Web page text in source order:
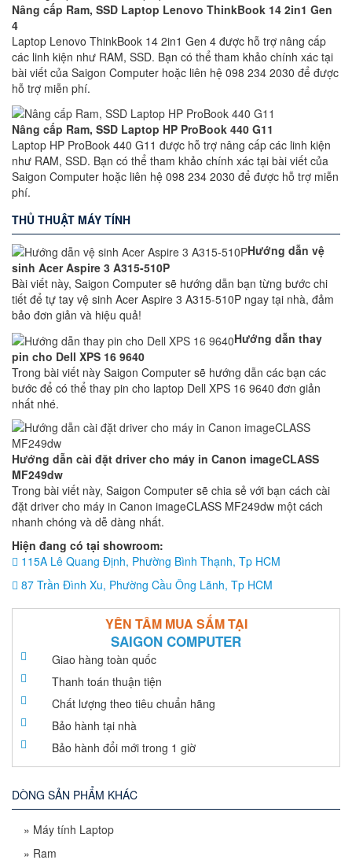
Nâng cấp Ram, SSD Laptop Lenovo ThinkBook 14 2in1 Gen
4
Laptop Lenovo ThinkBook 14 2in1 Gen 4 được hỗ trợ nâng cấp
các linh kiện như RAM, SSD. Bạn có thể tham khảo chính xác tại
bài viết của Saigon Computer hoặc liên hệ 098 234 2030 để được
hỗ trợ miễn phí.
Nâng cấp Ram, SSD Laptop HP ProBook 440 G11
Laptop HP ProBook 440 G11 được hỗ trợ nâng cấp các linh kiện
như RAM, SSD. Bạn có thể tham khảo chính xác tại bài viết của
Saigon Computer hoặc liên hệ 098 234 2030 để được hỗ trợ miễn
phí.
THỦ THUẬT MÁY TÍNH
Hướng dẫn vệ
sinh Acer Aspire 3 A315-510P
Bài viết này, Saigon Computer sẽ hướng dẫn bạn từng bước chi
tiết để tự tay vệ sinh Acer Aspire 3 A315-510P ngay tại nhà, đảm
bảo đơn giản và hiệu quả!
Hướng dẫn thay
pin cho Dell XPS 16 9640
Trong bài viết này Saigon Computer sẽ hướng dẫn các bạn các
bước để có thể thay pin cho laptop Dell XPS 16 9640 đơn giản
nhất nhé.
Hướng dẫn cài đặt driver cho máy in Canon imageCLASS
MF249dw
Trong bài viết này, Saigon Computer sẽ chia sẻ với bạn cách cài
đặt driver cho máy in Canon imageCLASS MF249dw một cách
nhanh chóng và dễ dàng nhất.
Hiện đang có tại showroom:
115A Lê Quang Định, Phường Bình Thạnh, Tp HCM
87 Trần Đình Xu, Phường Cầu Ông Lãnh, Tp HCM
YÊN TÂM MUA SẮM TẠI
SAIGON COMPUTER
Giao hàng toàn quốc
Thanh toán thuận tiện
Chất lượng theo tiêu chuẩn hãng
Bảo hành tại nhà
Bảo hành đổi mới trong 1 giờ
DÒNG SẢN PHẨM KHÁC
» Máy tính Laptop
» Ram